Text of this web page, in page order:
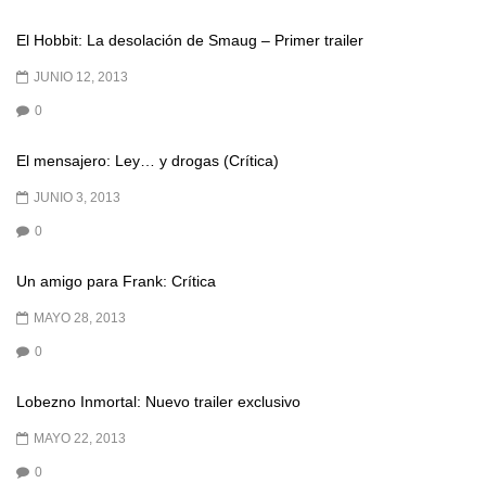
El Hobbit: La desolación de Smaug – Primer trailer
JUNIO 12, 2013
0
El mensajero: Ley… y drogas (Crítica)
JUNIO 3, 2013
0
Un amigo para Frank: Crítica
MAYO 28, 2013
0
Lobezno Inmortal: Nuevo trailer exclusivo
MAYO 22, 2013
0